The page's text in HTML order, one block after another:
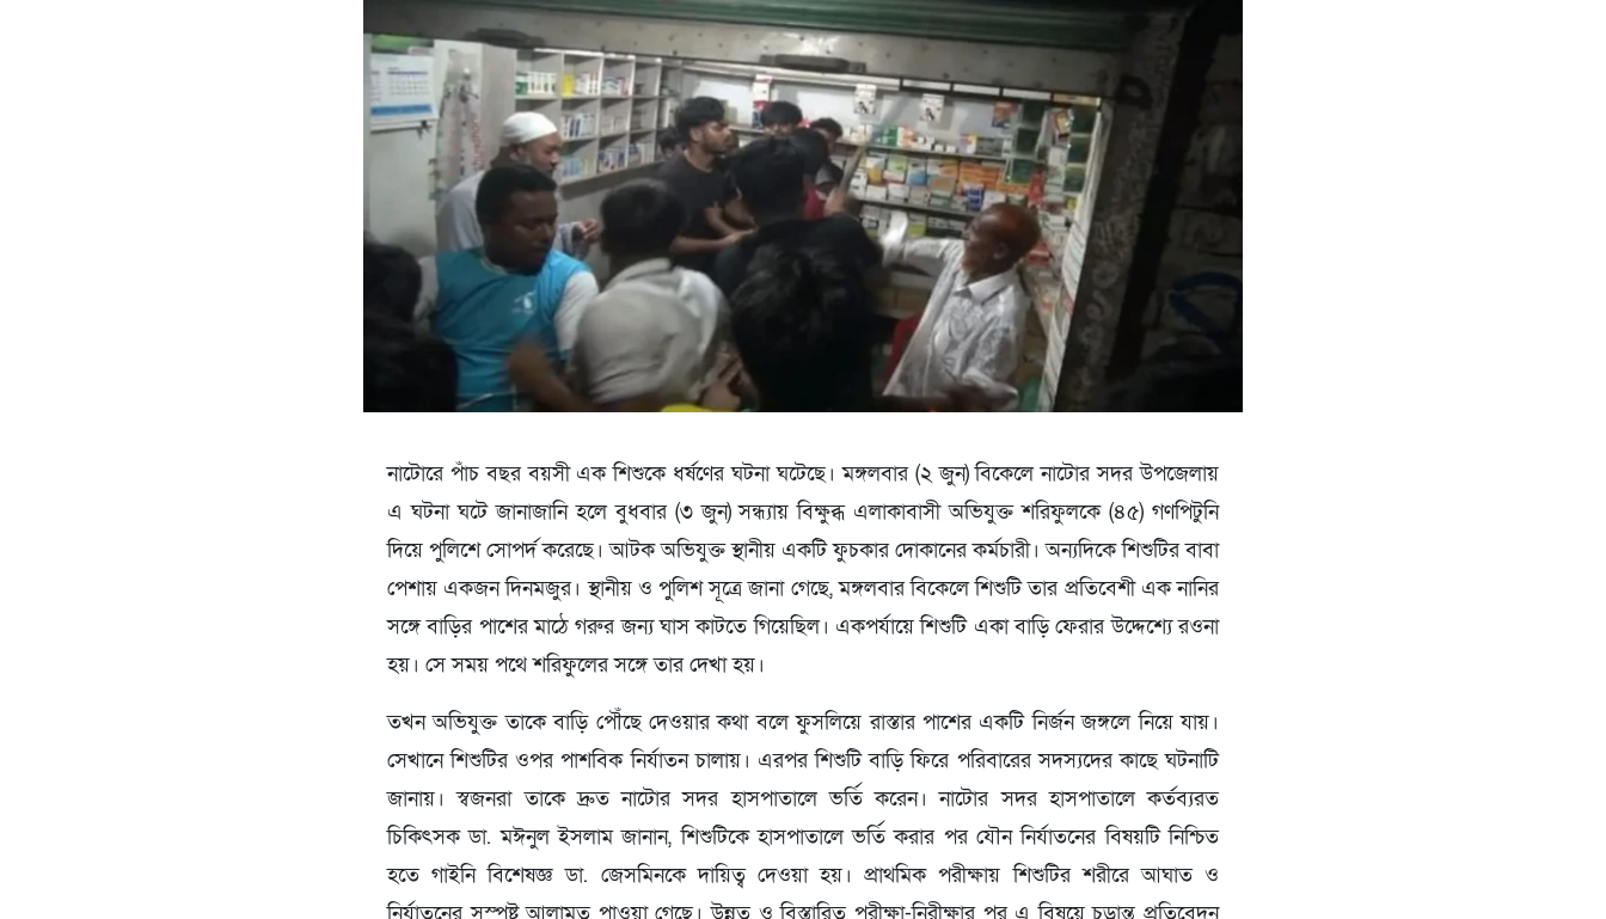
নাটোরে পাঁচ বছর বয়সী এক শিশুকে ধর্ষণের ঘটনা ঘটেছে। মঙ্গলবার (২ জুন) বিকেলে নাটোর সদর উপজেলায়
এ ঘটনা ঘটে জানাজানি হলে বুধবার (৩ জুন) সন্ধ্যায় বিক্ষুব্ধ এলাকাবাসী অভিযুক্ত শরিফুলকে (৪৫) গণপিটুনি
দিয়ে পুলিশে সোপর্দ করেছে। আটক অভিযুক্ত স্থানীয় একটি ফুচকার দোকানের কর্মচারী। অন্যদিকে শিশুটির বাবা
পেশায় একজন দিনমজুর। স্থানীয় ও পুলিশ সূত্রে জানা গেছে, মঙ্গলবার বিকেলে শিশুটি তার প্রতিবেশী এক নানির
সঙ্গে বাড়ির পাশের মাঠে গরুর জন্য ঘাস কাটতে গিয়েছিল। একপর্যায়ে শিশুটি একা বাড়ি ফেরার উদ্দেশ্যে রওনা
হয়। সে সময় পথে শরিফুলের সঙ্গে তার দেখা হয়।
তখন অভিযুক্ত তাকে বাড়ি পৌঁছে দেওয়ার কথা বলে ফুসলিয়ে রাস্তার পাশের একটি নির্জন জঙ্গলে নিয়ে যায়।
সেখানে শিশুটির ওপর পাশবিক নির্যাতন চালায়। এরপর শিশুটি বাড়ি ফিরে পরিবারের সদস্যদের কাছে ঘটনাটি
জানায়। স্বজনরা তাকে দ্রুত নাটোর সদর হাসপাতালে ভর্তি করেন। নাটোর সদর হাসপাতালে কর্তব্যরত
চিকিৎসক ডা. মঈনুল ইসলাম জানান, শিশুটিকে হাসপাতালে ভর্তি করার পর যৌন নির্যাতনের বিষয়টি নিশ্চিত
হতে গাইনি বিশেষজ্ঞ ডা. জেসমিনকে দায়িত্ব দেওয়া হয়। প্রাথমিক পরীক্ষায় শিশুটির শরীরে আঘাত ও
নির্যাতনের সুস্পষ্ট আলামত পাওয়া গেছে। উন্নত ও বিস্তারিত পরীক্ষা-নিরীক্ষার পর এ বিষয়ে চূড়ান্ত প্রতিবেদন